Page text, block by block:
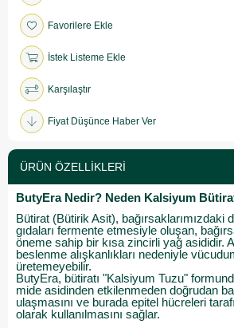
Favorilere Ekle
İstek Listeme Ekle
Karşılaştır
Fiyat Düşünce Haber Ver
ÜRÜN ÖZELLIKLERI
ButyEra Nedir? Neden Kalsiyum
Bütirat (Bütirik Asit), bağırsaklarımızdaki
gıdaları fermente etmesiyle oluşan,
öneme sahip bir kısa zincirli yağ asididir.
beslenme alışkanlıkları nedeniyle
üretemeyebilir.
ButyEra, bütiratı "Kalsiyum Tuzu"
mide asidinden etkilenmeden doğrudan
ulaşmasını ve burada epitel hücreleri
olarak kullanılmasını sağlar.